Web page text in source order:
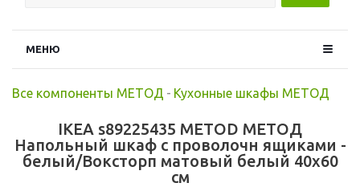
МЕНЮ
Все компоненты МЕТОД - Кухонные шкафы МЕТОД
IKEA s89225435 METOD МЕТОД
Напольный шкаф с проволочн ящиками -
белый/Воксторп матовый белый 40x60
см